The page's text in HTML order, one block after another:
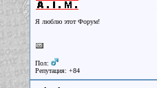
Я люблю этот Форум!
Пол:
Репутация: +84